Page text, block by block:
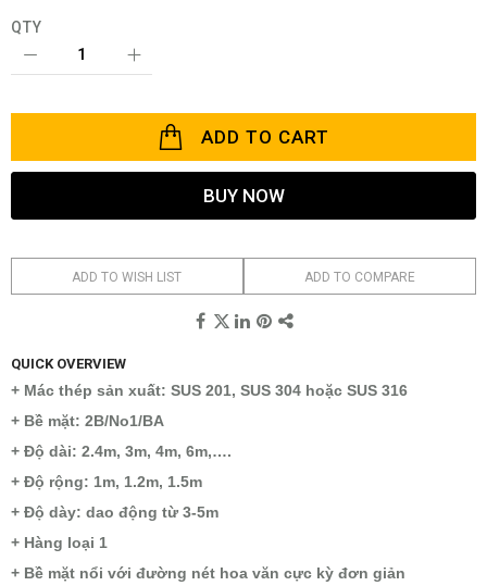
QTY
ADD TO CART
BUY NOW
ADD TO WISH LIST ADD TO COMPARE
QUICK OVERVIEW
+ Mác thép sản xuất: SUS 201, SUS 304 hoặc SUS 316
+ Bề mặt: 2B/No1/BA
+ Độ dài: 2.4m, 3m, 4m, 6m,….
+ Độ rộng: 1m, 1.2m, 1.5m
+ Độ dày: dao động từ 3-5m
+ Hàng loại 1
+ Bề mặt nổi với đường nét hoa văn cực kỳ đơn giản